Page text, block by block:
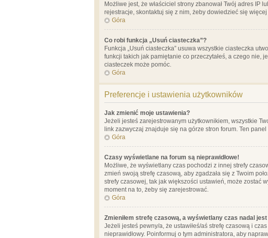
Możliwe jest, że właściciel strony zbanował Twój adres IP
rejestracje, skontaktuj się z nim, żeby dowiedzieć się
Góra
Co robi funkcja „Usuń ciasteczka”?
Funkcja „Usuń ciasteczka” usuwa wszystkie ciasteczka
funkcji takich jak pamiętanie co przeczytałeś, a czego nie,
ciasteczek może pomóc.
Góra
Preferencje i ustawienia użytkowników
Jak zmienić moje ustawienia?
Jeżeli jesteś zarejestrowanym użytkownikiem, wszystkie
link zazwyczaj znajduje się na górze stron forum. Ten
Góra
Czasy wyświetlane na forum są nieprawidłowe!
Możliwe, że wyświetlany czas pochodzi z innej strefy
zmień swoją strefę czasową, aby zgadzała się z Twoim
strefy czasowej, tak jak większości ustawień, może zostać
moment na to, żeby się zarejestrować.
Góra
Zmieniłem strefę czasową, a wyświetlany czas nadal jest
Jeżeli jesteś pewny/a, że ustawiłeś/aś strefę czasową i
nieprawidłowy. Poinformuj o tym administratora, aby